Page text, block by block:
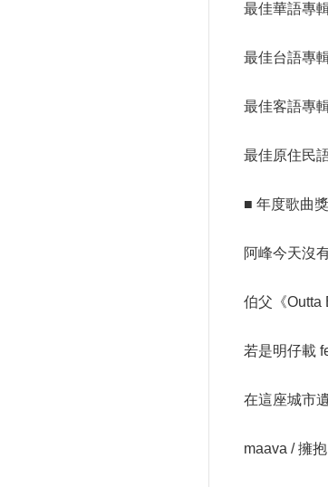
最佳華語專
最佳台語專
最佳客語專
最佳原住民
■ 年度歌曲獎
阿峰今天沒
伯父《Outta
若是明仔載
在這座城市
maava / 擁